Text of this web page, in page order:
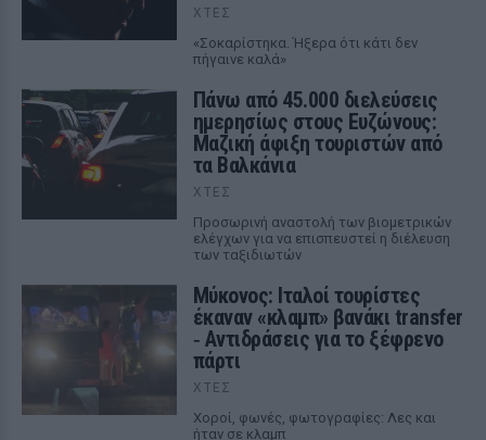
ΧΤΕΣ
«Σοκαρίστηκα. Ήξερα ότι κάτι δεν
πήγαινε καλά»
Πάνω από 45.000 διελεύσεις
ημερησίως στους Ευζώνους:
Μαζική άφιξη τουριστών από
τα Βαλκάνια
ΧΤΕΣ
Προσωρινή αναστολή των βιομετρικών
ελέγχων για να επισπευστεί η διέλευση
των ταξιδιωτών
Μύκονος: Ιταλοί τουρίστες
έκαναν «κλαμπ» βανάκι transfer
‑ Αντιδράσεις για το ξέφρενο
πάρτι
ΧΤΕΣ
Χοροί, φωνές, φωτογραφίες: Λες και
ήταν σε κλαμπ